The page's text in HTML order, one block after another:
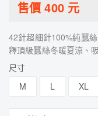
售價400元
42針超細針100%純蠶
釋頂級蠶絲冬暖夏涼、
尺寸
M
L XL